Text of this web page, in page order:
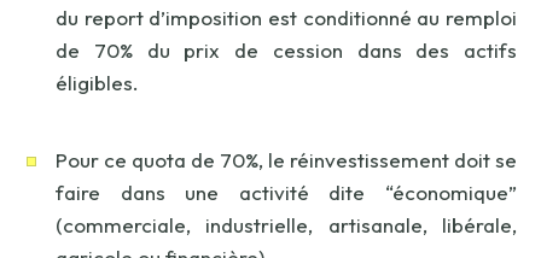
du report d’imposition est conditionné au remploi
de 70% du prix de cession dans des actifs
éligibles.
Pour ce quota de 70%, le réinvestissement doit se
faire dans une activité dite “économique”
(commerciale, industrielle, artisanale, libérale,